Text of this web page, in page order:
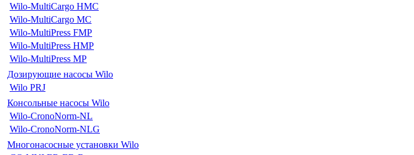
Wilo-MultiCargo HMC
Wilo-MultiCargo MC
Wilo-MultiPress FMP
Wilo-MultiPress HMP
Wilo-MultiPress MP
Дозирующие насосы Wilo
Wilo PRJ
Консольные насосы Wilo
Wilo-CronoNorm-NL
Wilo-CronoNorm-NLG
Многонасосные установки Wilo